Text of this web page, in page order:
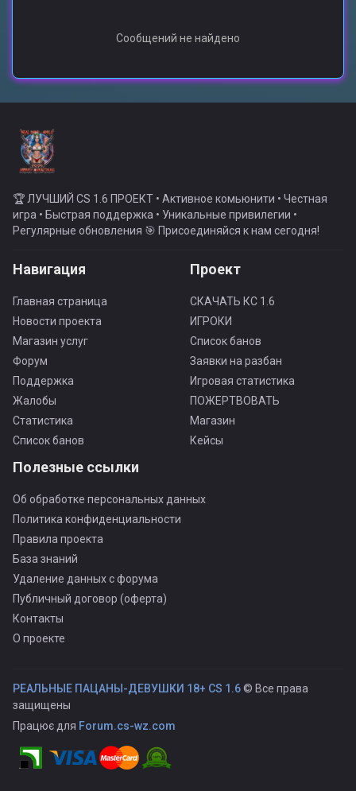
Сообщений не найдено
🏆 ЛУЧШИЙ CS 1.6 ПРОЕКТ • Активное комьюнити • Честная
игра • Быстрая поддержка • Уникальные привилегии •
Регулярные обновления 🎯 Присоединяйся к нам сегодня!
Навигация
Главная страница
Новости проекта
Магазин услуг
Форум
Поддержка
Жалобы
Статистика
Список банов
Проект
СКАЧАТЬ КС 1.6
ИГРОКИ
Список банов
Заявки на разбан
Игровая статистика
ПОЖЕРТВОВАТЬ
Магазин
Кейсы
Полезные ссылки
Об обработке персональных данных
Политика конфиденциальности
Правила проекта
База знаний
Удаление данных с форума
Публичный договор (оферта)
Контакты
О проекте
РЕАЛЬНЫЕ ПАЦАНЫ-ДЕВУШКИ 18+ CS 1.6© Все права
защищены
Працює для Forum.cs-wz.com